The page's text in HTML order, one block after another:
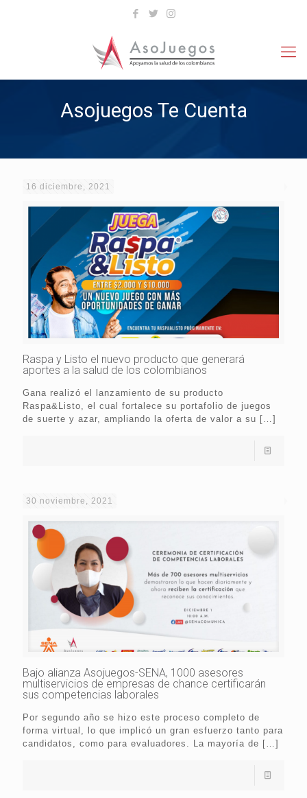
Asojuegos Te Cuenta
16 diciembre, 2021
Raspa y Listo el nuevo producto que generará
aportes a la salud de los colombianos
Gana realizó el lanzamiento de su producto
Raspa&Listo, el cual fortalece su portafolio de juegos
de suerte y azar, ampliando la oferta de valor a su […]
30 noviembre, 2021
Bajo alianza Asojuegos-SENA, 1000 asesores
multiservicios de empresas de chance certificarán
sus competencias laborales
Por segundo año se hizo este proceso completo de
forma virtual, lo que implicó un gran esfuerzo tanto para
candidatos, como para evaluadores. La mayoría de […]